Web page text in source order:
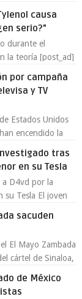
causa
serio?”
durante el
la teoría [post_ad]
por campaña
y TV
Estados Unidos
encendido la
tras
en su Tesla
a D4vd por la
su Tesla El joven
sacuden
El Mayo Zambada
cártel de Sinaloa,
de México